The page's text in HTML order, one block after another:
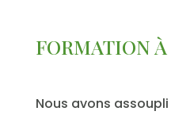
FORMATION
Nous avons